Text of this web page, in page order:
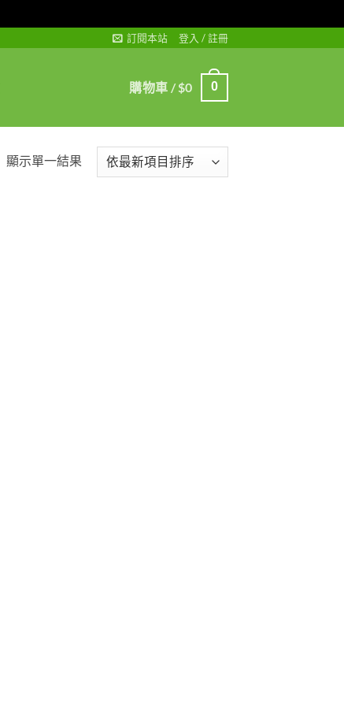
訂閱本站 登入 / 註冊
購物車 /$0 0
顯示單一結果